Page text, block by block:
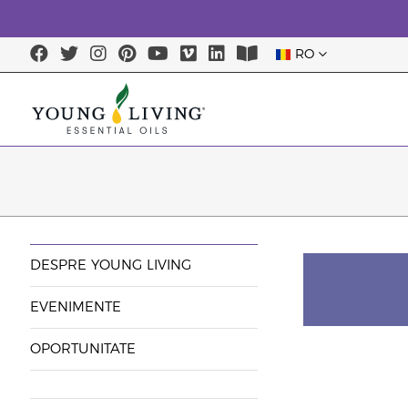
RO
DESPRE YOUNG LIVING
EVENIMENTE
OPORTUNITATE